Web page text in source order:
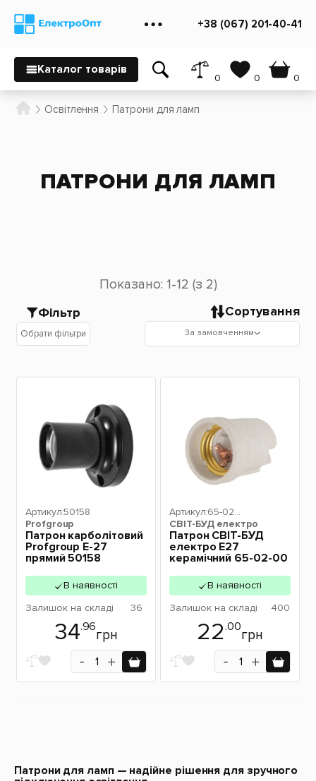
+38 (067) 201-40-41
Каталог товарів
0 0 0
Освітлення Патрони для ламп
ПАТРОНИ ДЛЯ ЛАМП
Показано: 1-12 (з 2)
Фільтр
Обрати фільтри
Сортування
За замовченням
Profgroup
Артикул:50158
Патрон карболітовий
Profgroup Е-27
прямий 50158
В наявності
Залишок на складі 36
34.96
грн
СВІТ-БУД електро
Артикул:65-02-
00
Патрон СВІТ-БУД
електро Е27
керамічний 65-02-00
В наявності
Залишок на складі 400
22.00
грн
Патрони для ламп — надійне рішення для зручного